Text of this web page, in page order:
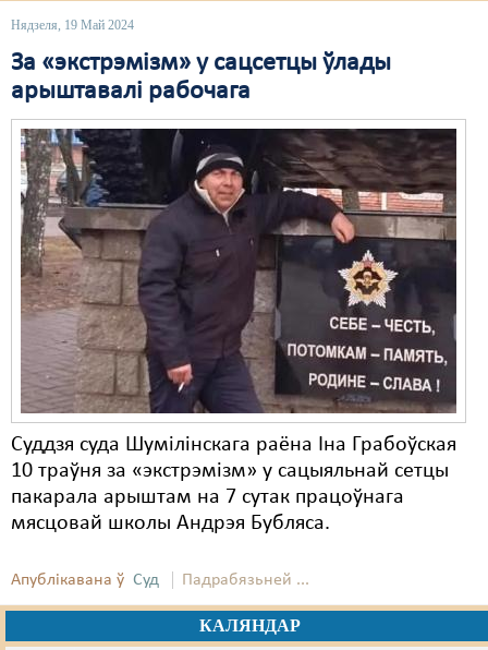
Нядзеля, 19 Май 2024
За «экстрэмізм» у сацсетцы ўлады
арыштавалі рабочага
Суддзя суда Шумілінскага раёна Іна Грабоўская
10 траўня за «экстрэмізм» у сацыяльнай сетцы
пакарала арыштам на 7 сутак працоўнага
мясцовай школы Андрэя Бубляса.
Апублікавана ў Суд Падрабязьней ...
КАЛЯНДАР